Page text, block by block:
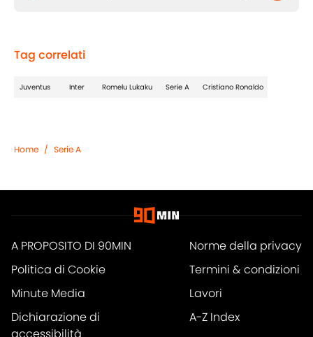
Tag correlati
Juventus Inter Romelu Lukaku Serie A Cristiano Ronaldo
Home / Serie A
A PROPOSITO DI 90MIN
Norme della privacy
Politica di Cookie
Termini & condizioni
Minute Media
Lavori
Dichiarazione di
A-Z Index